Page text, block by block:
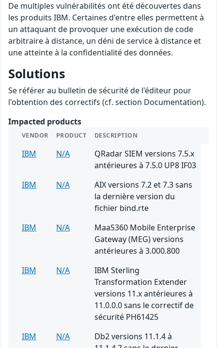
De multiples vulnérabilités ont été découvertes dans
les produits IBM. Certaines d'entre elles permettent à
un attaquant de provoquer une exécution de code
arbitraire à distance, un déni de service à distance et
une atteinte à la confidentialité des données.
Solutions
Se référer au bulletin de sécurité de l'éditeur pour
l'obtention des correctifs (cf. section Documentation).
Impacted products
VENDOR PRODUCT DESCRIPTION
IBM N/A
QRadar SIEM versions 7.5.x
antérieures à 7.5.0 UP8 IF03
IBM
N/A
AIX versions 7.2 et 7.3 sans
la dernière version du
fichier bind.rte
IBM
N/A
MaaS360 Mobile Enterprise
Gateway (MEG) versions
antérieures à 3.000.800
IBM
N/A
IBM Sterling
Transformation Extender
versions 11.x antérieures à
11.0.0.0 sans le correctif de
sécurité PH61425
IBM
N/A
Db2 versions 11.1.4 à